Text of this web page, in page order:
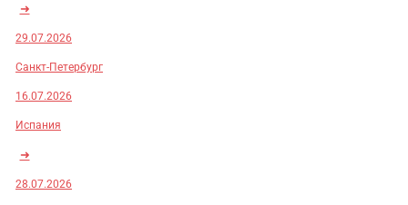
➜
29.07.2026
Санкт-Петербург
16.07.2026
Испания
➜
28.07.2026